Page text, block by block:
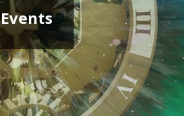
Events